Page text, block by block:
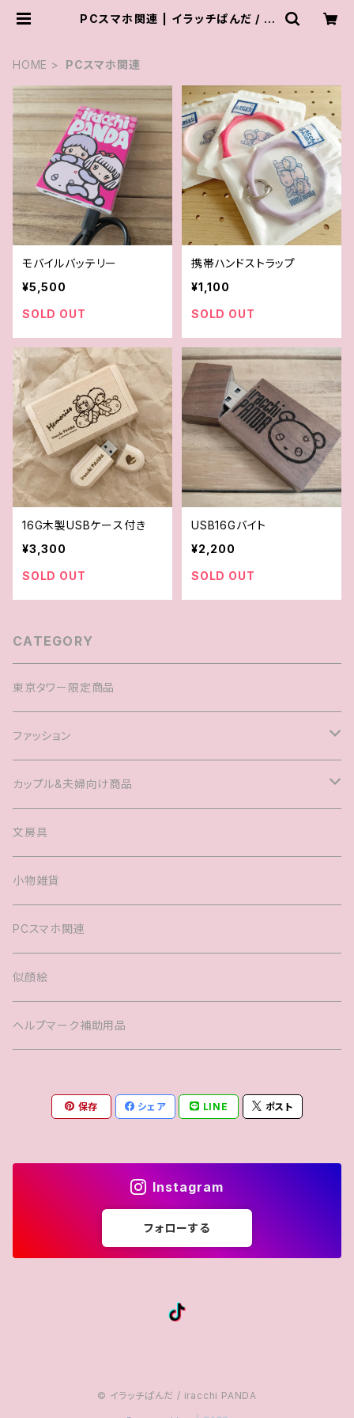
PCスマホ関連 | イラッチぱんだ / ir
HOME PCスマホ関連
モバイルバッテリー
¥5,500
SOLD OUT
携帯ハンドストラップ
¥1,100
SOLD OUT
16G木製USBケース付き
¥3,300
SOLD OUT
USB16Gバイト
¥2,200
SOLD OUT
CATEGORY
東京タワー限定商品
ファッション
Tシャツ
キャップ
ヘアアクセサリー
バック
キッズTシャツ
カップル&夫婦向け商品
マグカップル®️
婚姻届
文房具
小物雑貨
PCスマホ関連
似顔絵
ヘルプマーク補助用品
保存 シェア LINE ポスト
Instagram
フォローする
© イラッチぱんだ / iracchi PANDA